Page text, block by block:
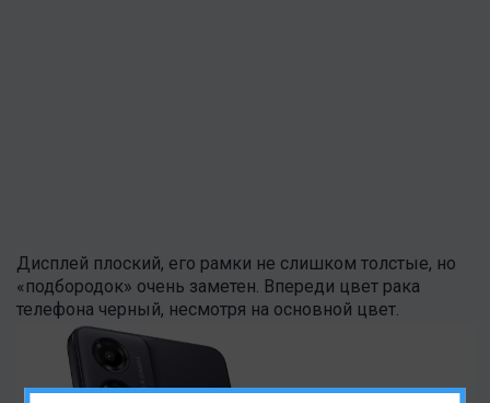
Дисплей плоский, его рамки не слишком толстые, но
«подбородок» очень заметен. Впереди цвет рака
телефона черный, несмотря на основной цвет.